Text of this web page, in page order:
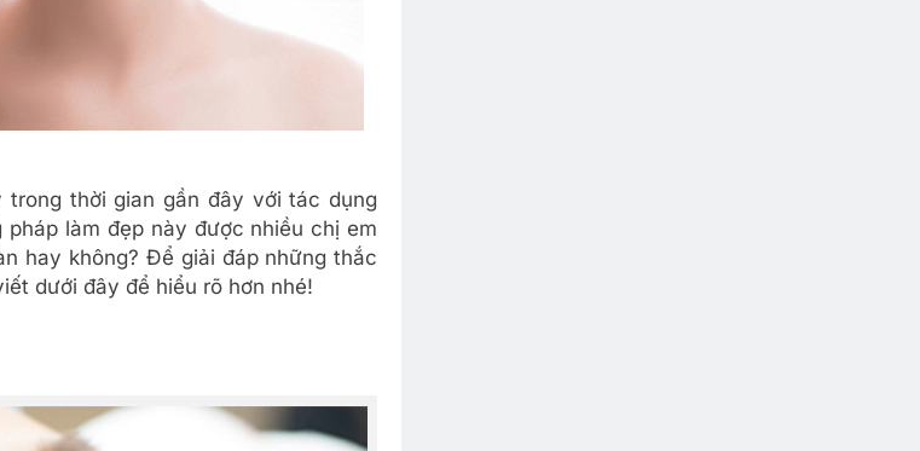
thời gian gần đây với tác dụng
làm đẹp này được nhiều chị em
hay không? Để giải đáp những thắc
dưới đây để hiểu rõ hơn nhé!